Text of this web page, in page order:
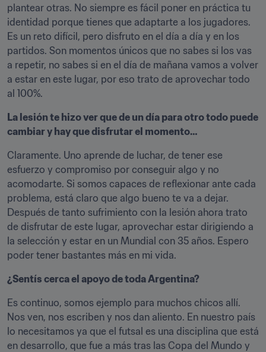
plantear otras. No siempre es fácil poner en práctica tu
identidad porque tienes que adaptarte a los jugadores.
Es un reto difícil, pero disfruto en el día a día y en los
partidos. Son momentos únicos que no sabes si los vas
a repetir, no sabes si en el día de mañana vamos a volver
a estar en este lugar, por eso trato de aprovechar todo
al 100%.
La lesión te hizo ver que de un día para otro todo puede
cambiar y hay que disfrutar el momento…
Claramente. Uno aprende de luchar, de tener ese
esfuerzo y compromiso por conseguir algo y no
acomodarte. Si somos capaces de reflexionar ante cada
problema, está claro que algo bueno te va a dejar.
Después de tanto sufrimiento con la lesión ahora trato
de disfrutar de este lugar, aprovechar estar dirigiendo a
la selección y estar en un Mundial con 35 años. Espero
poder tener bastantes más en mi vida.
¿Sentís cerca el apoyo de toda Argentina?
Es continuo, somos ejemplo para muchos chicos allí.
Nos ven, nos escriben y nos dan aliento. En nuestro país
lo necesitamos ya que el futsal es una disciplina que está
en desarrollo, que fue a más tras las Copa del Mundo y